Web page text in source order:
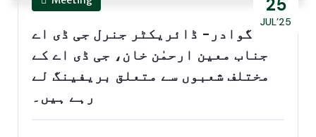
25
JUL’25
گوادر- ڈائریکٹر جنرل جی ڈی اے
جناب معین ارحمٰن خان، جی ڈی اے کے
مختلف شعبوں سے متعلق بریفینگ لے
رہے ہیں۔